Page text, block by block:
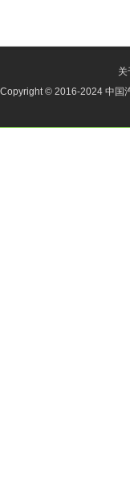
关
Copyright © 2016-2024 中国